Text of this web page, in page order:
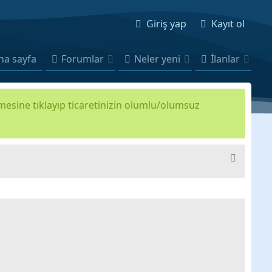
Giriş yap Kayıt ol
sayfa Forumlar Neler yeni İlanlar
tıklayıp ticaretinizin olumlu/olumsuz